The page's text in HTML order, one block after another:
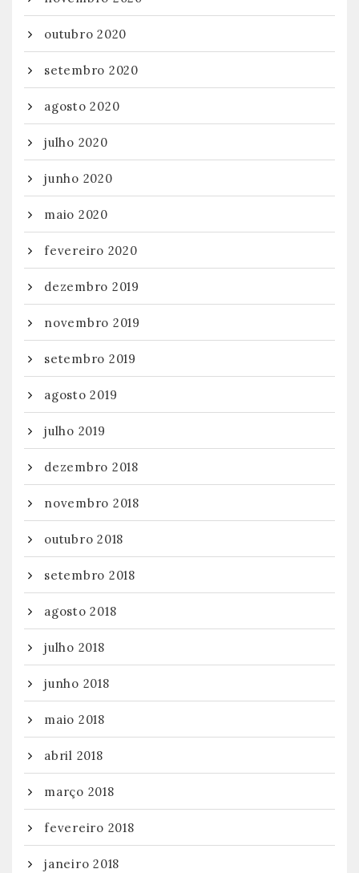
outubro 2020
setembro 2020
agosto 2020
julho 2020
junho 2020
maio 2020
fevereiro 2020
dezembro 2019
novembro 2019
setembro 2019
agosto 2019
julho 2019
dezembro 2018
novembro 2018
outubro 2018
setembro 2018
agosto 2018
julho 2018
junho 2018
maio 2018
abril 2018
março 2018
fevereiro 2018
janeiro 2018